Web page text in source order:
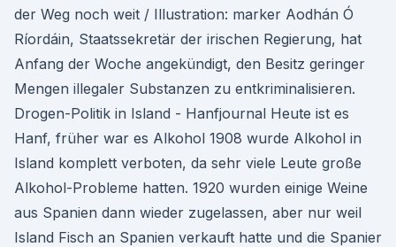
der Weg noch weit / Illustration: marker Aodhán Ó
Ríordáin, Staatssekretär der irischen Regierung, hat
Anfang der Woche angekündigt, den Besitz geringer
Mengen illegaler Substanzen zu entkriminalisieren.
Drogen-Politik in Island - Hanfjournal Heute ist es
Hanf, früher war es Alkohol 1908 wurde Alkohol in
Island komplett verboten, da sehr viele Leute große
Alkohol-Probleme hatten. 1920 wurden einige Weine
aus Spanien dann wieder zugelassen, aber nur weil
Island Fisch an Spanien verkauft hatte und die Spanier